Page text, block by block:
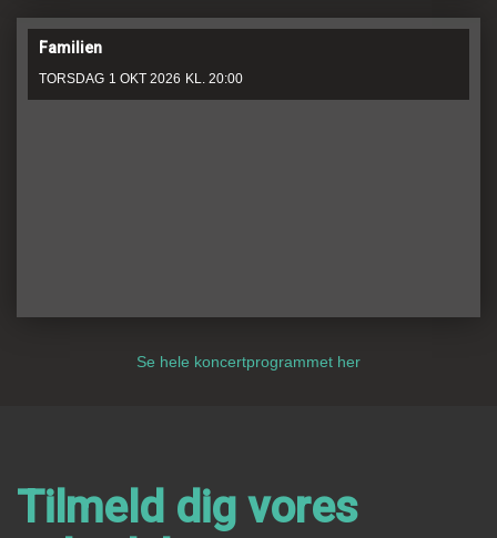
Familien
TORSDAG 1 OKT 2026 KL. 20:00
Se hele koncertprogrammet her
Tilmeld dig vores